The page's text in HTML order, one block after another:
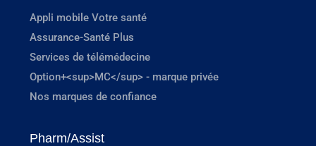
Appli mobile Votre santé
Assurance-Santé Plus
Services de télémédecine
Option+<sup>MC</sup> - marque privée
Nos marques de confiance
Pharm/Assist